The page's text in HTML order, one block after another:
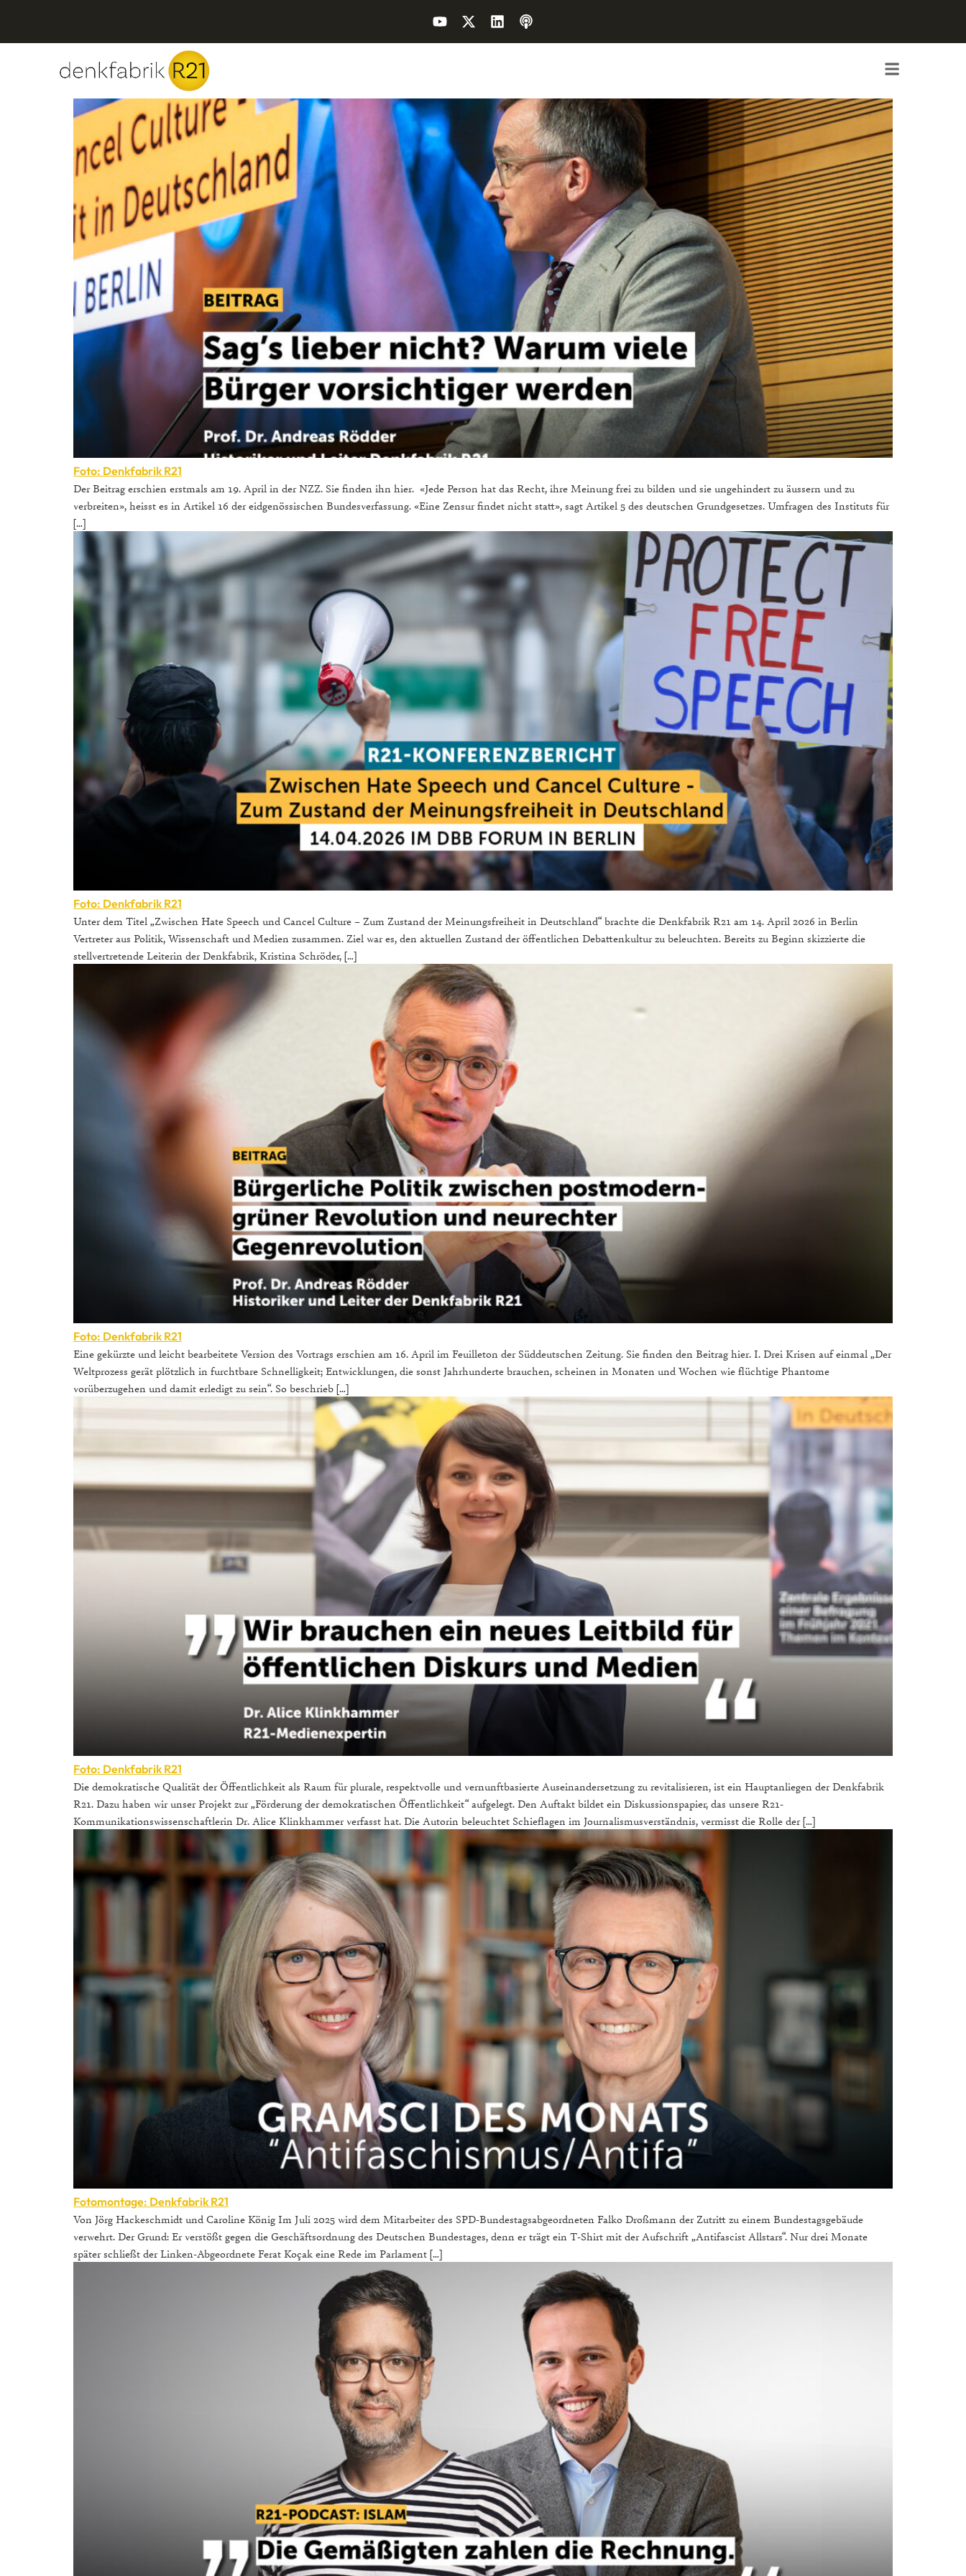
Foto: Denkfabrik R21
Der Beitrag erschien erstmals am 19. April in der NZZ. Sie finden ihn hier. «Jede Person hat das Recht, ihre Meinung frei zu bilden und sie ungehindert zu äussern und zu
verbreiten», heisst es in Artikel 16 der eidgenössischen Bundesverfassung. «Eine Zensur findet nicht statt», sagt Artikel 5 des deutschen Grundgesetzes. Umfragen des Instituts für
[…]
Foto: Denkfabrik R21
Unter dem Titel „Zwischen Hate Speech und Cancel Culture – Zum Zustand der Meinungsfreiheit in Deutschland“ brachte die Denkfabrik R21 am 14. April 2026 in Berlin
Vertreter aus Politik, Wissenschaft und Medien zusammen. Ziel war es, den aktuellen Zustand der öffentlichen Debattenkultur zu beleuchten. Bereits zu Beginn skizzierte die
stellvertretende Leiterin der Denkfabrik, Kristina Schröder, […]
Foto: Denkfabrik R21
Eine gekürzte und leicht bearbeitete Version des Vortrags erschien am 16. April im Feuilleton der Süddeutschen Zeitung. Sie finden den Beitrag hier. I. Drei Krisen auf einmal „Der
Weltprozess gerät plötzlich in furchtbare Schnelligkeit; Entwicklungen, die sonst Jahrhunderte brauchen, scheinen in Monaten und Wochen wie flüchtige Phantome
vorüberzugehen und damit erledigt zu sein“. So beschrieb […]
Foto: Denkfabrik R21
Die demokratische Qualität der Öffentlichkeit als Raum für plurale, respektvolle und vernunftbasierte Auseinandersetzung zu revitalisieren, ist ein Hauptanliegen der Denkfabrik
R21. Dazu haben wir unser Projekt zur „Förderung der demokratischen Öffentlichkeit“ aufgelegt. Den Auftakt bildet ein Diskussionspapier, das unsere R21-
Kommunikationswissenschaftlerin Dr. Alice Klinkhammer verfasst hat. Die Autorin beleuchtet Schieflagen im Journalismusverständnis, vermisst die Rolle der […]
Fotomontage: Denkfabrik R21
Von Jörg Hackeschmidt und Caroline König Im Juli 2025 wird dem Mitarbeiter des SPD-Bundestagsabgeordneten Falko Droßmann der Zutritt zu einem Bundestagsgebäude
verwehrt. Der Grund: Er verstößt gegen die Geschäftsordnung des Deutschen Bundestages, denn er trägt ein T-Shirt mit der Aufschrift „Antifascist Allstars“. Nur drei Monate
später schließt der Linken-Abgeordnete Ferat Koçak eine Rede im Parlament […]